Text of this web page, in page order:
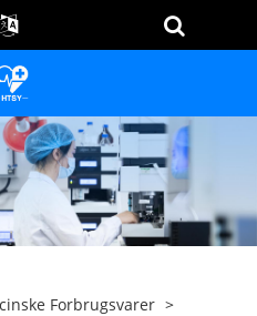
Forbrugsvarer >